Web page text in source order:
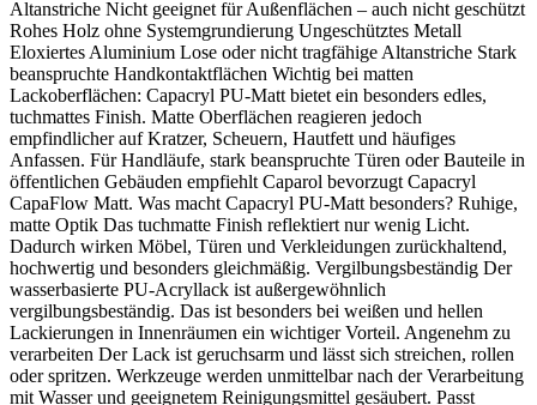
Altanstriche Nicht geeignet für Außenflächen – auch nicht geschützt
Rohes Holz ohne Systemgrundierung Ungeschütztes Metall
Eloxiertes Aluminium Lose oder nicht tragfähige Altanstriche Stark
beanspruchte Handkontaktflächen Wichtig bei matten
Lackoberflächen: Capacryl PU-Matt bietet ein besonders edles,
tuchmattes Finish. Matte Oberflächen reagieren jedoch
empfindlicher auf Kratzer, Scheuern, Hautfett und häufiges
Anfassen. Für Handläufe, stark beanspruchte Türen oder Bauteile in
öffentlichen Gebäuden empfiehlt Caparol bevorzugt Capacryl
CapaFlow Matt. Was macht Capacryl PU-Matt besonders? Ruhige,
matte Optik Das tuchmatte Finish reflektiert nur wenig Licht.
Dadurch wirken Möbel, Türen und Verkleidungen zurückhaltend,
hochwertig und besonders gleichmäßig. Vergilbungsbeständig Der
wasserbasierte PU-Acryllack ist außergewöhnlich
vergilbungsbeständig. Das ist besonders bei weißen und hellen
Lackierungen in Innenräumen ein wichtiger Vorteil. Angenehm zu
verarbeiten Der Lack ist geruchsarm und lässt sich streichen, rollen
oder spritzen. Werkzeuge werden unmittelbar nach der Verarbeitung
mit Wasser und geeignetem Reinigungsmittel gesäubert. Passt